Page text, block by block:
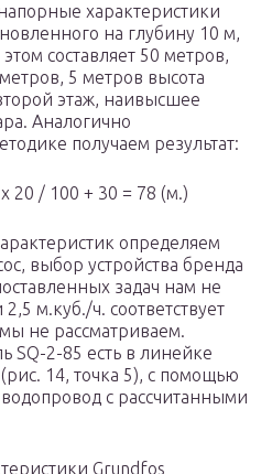
характеристики
на глубину 10 м,
составляет 50 метров,
5 метров высота
этаж, наивысшее
Аналогично
получаем результат:
20 / 100 + 30 = 78 (м.)
определяем
выбор устройства бренда
задач нам не
м.куб./ч. соответствует
не рассматриваем.
SQ-2-85 есть в линейке
14, точка 5), с помощью
с рассчитанными
Grundfos